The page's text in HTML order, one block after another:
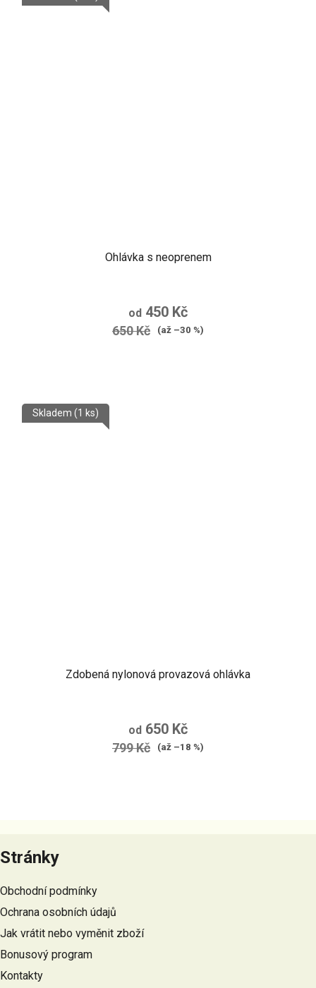
Ohlávka s neoprenem
od 450 Kč
650 Kč (až –30 %)
Zdobená nylonová provazová ohlávka
Skladem (1 ks)
od 650 Kč
799 Kč (až –18 %)
á
p
a
t
í
Stránky
Obchodní podmínky
Ochrana osobních údajů
Jak vrátit nebo vyměnit zboží
Bonusový program
Kontakty